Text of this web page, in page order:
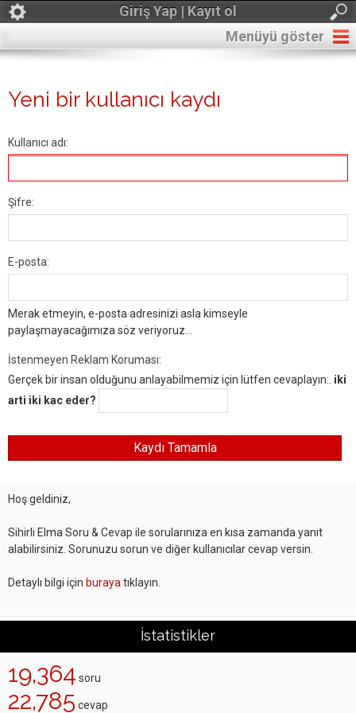
Giriş Yap | Kayıt ol
Menüyü göster
Yeni bir kullanıcı kaydı
Kullanıcı adı:
Şifre:
E-posta:
Merak etmeyin, e-posta adresinizi asla kimseyle
paylaşmayacağımıza söz veriyoruz...
İstenmeyen Reklam Koruması:
Gerçek bir insan olduğunu anlayabilmemiz için lütfen cevaplayın:. iki
arti iki kac eder?
Hoş geldiniz,
Sihirli Elma Soru & Cevap ile sorularınıza en kısa zamanda yanıt
alabilirsiniz. Sorunuzu sorun ve diğer kullanıcılar cevap versin.
Detaylı bilgi için buraya tıklayın.
İstatistikler
19,364 soru
22,785 cevap